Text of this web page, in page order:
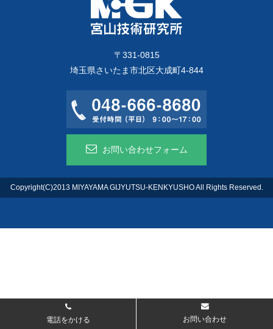
〒331-0815
埼玉県さいたま市北区大成町4-844
お問い合わせフォーム
Copyright(C)2013 MIYAYAMA GIJYUTSU-KENKYUSHO All Rights Reserved.
電話をかける お問い合わせ